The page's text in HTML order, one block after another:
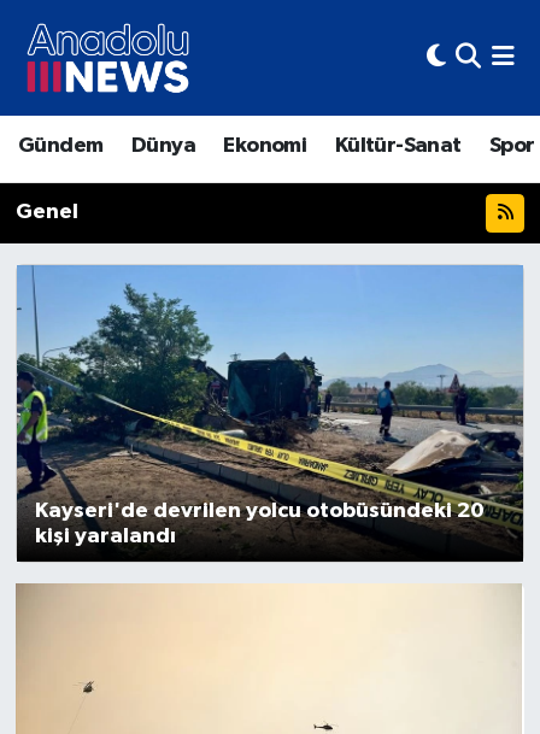
Gündem Dünya Ekonomi Kültür-Sanat Spor
Genel
Kayseri'de devrilen yolcu otobüsündeki 20
kişi yaralandı
Hava Durumu
Trafik Durumu
Süper Lig Puan Durumu ve Fikstür
Son Dakika Haberleri
Haber Arşivi